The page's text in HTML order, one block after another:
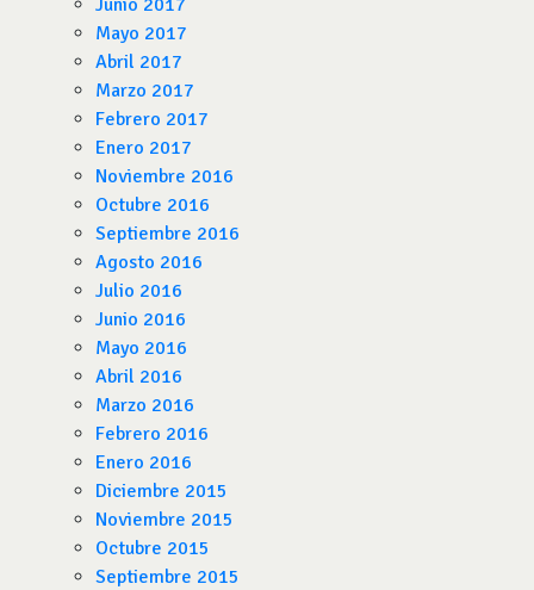
Junio 2017
Mayo 2017
Abril 2017
Marzo 2017
Febrero 2017
Enero 2017
Noviembre 2016
Octubre 2016
Septiembre 2016
Agosto 2016
Julio 2016
Junio 2016
Mayo 2016
Abril 2016
Marzo 2016
Febrero 2016
Enero 2016
Diciembre 2015
Noviembre 2015
Octubre 2015
Septiembre 2015